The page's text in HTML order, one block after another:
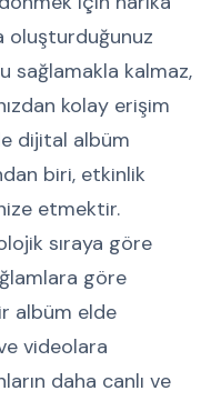
oluşturduğunuz
sağlamakla kalmaz,
kolay erişim
dijital albüm
biri, etkinlik
etmektir.
sıraya göre
göre
albüm elde
videolara
daha canlı ve